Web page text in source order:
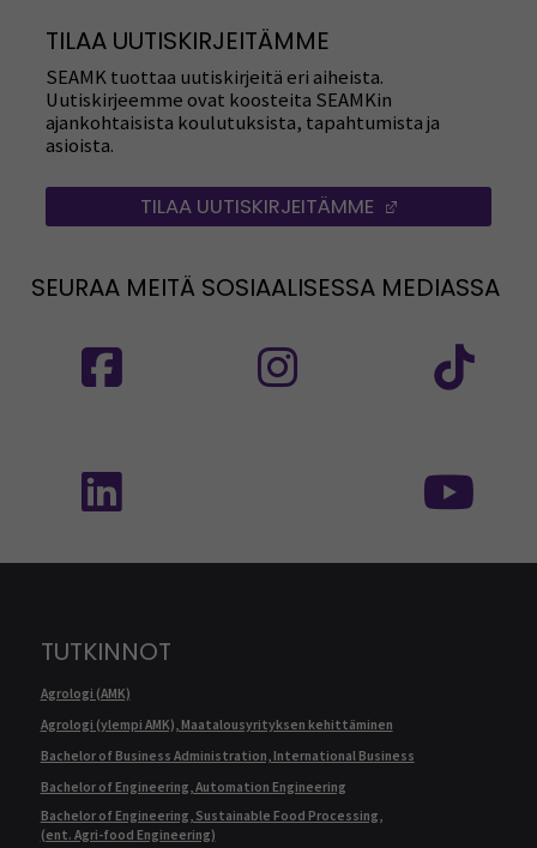
TILAA UUTISKIRJEITÄMME
SEAMK tuottaa uutiskirjeitä eri aiheista.
Uutiskirjeemme ovat koosteita SEAMKin
ajankohtaisista koulutuksista, tapahtumista ja
asioista.
TILAA UUTISKIRJEITÄMME
SEURAA MEITÄ SOSIAALISESSA MEDIASSA
TUTKINNOT
Agrologi (AMK)
Agrologi (ylempi AMK), Maatalousyrityksen kehittäminen
Bachelor of Business Administration, International Business
Bachelor of Engineering, Automation Engineering
Bachelor of Engineering, Sustainable Food Processing,
(ent. Agri-food Engineering)